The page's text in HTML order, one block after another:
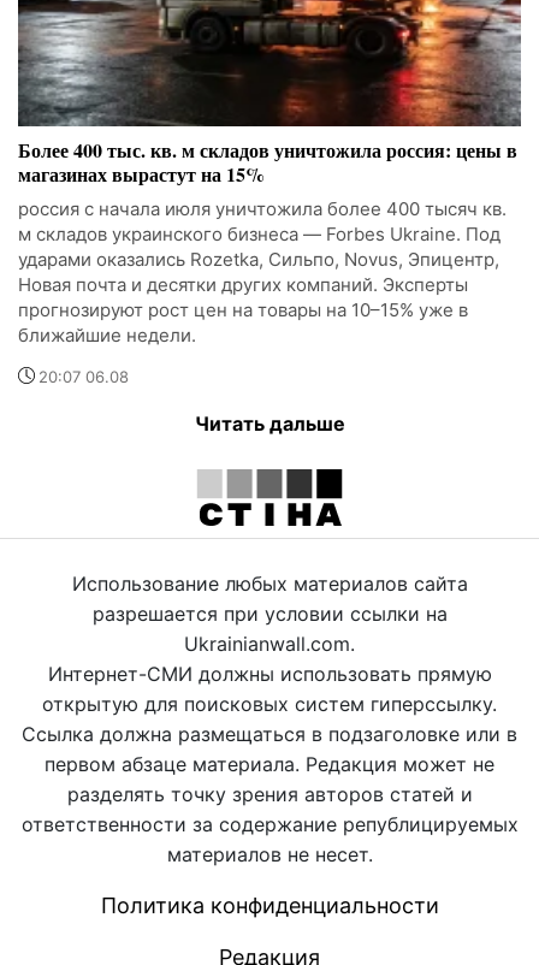
Более 400 тыс. кв. м складов уничтожила россия: цены в
магазинах вырастут на 15%
россия с начала июля уничтожила более 400 тысяч кв.
м складов украинского бизнеса — Forbes Ukraine. Под
ударами оказались Rozetka, Сильпо, Novus, Эпицентр,
Новая почта и десятки других компаний. Эксперты
прогнозируют рост цен на товары на 10–15% уже в
ближайшие недели.
20:07 06.08
Читать дальше
Использование любых материалов сайта
разрешается при условии ссылки на
Ukrainianwall.com.
Интернет-СМИ должны использовать прямую
открытую для поисковых систем гиперссылку.
Ссылка должна размещаться в подзаголовке или в
первом абзаце материала. Редакция может не
разделять точку зрения авторов статей и
ответственности за содержание републицируемых
материалов не несет.
Политика конфиденциальности
Редакция